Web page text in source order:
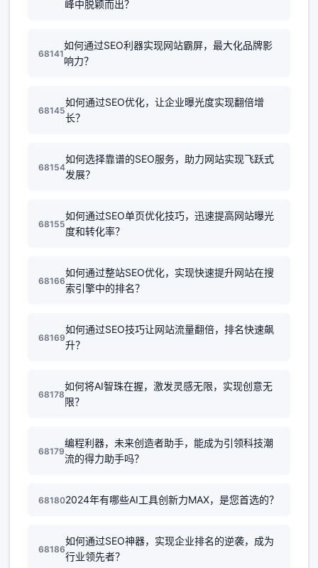
峰中脱颖而出？
68141
如何通过SEO利器实现网站霸屏，最大化品牌影
响力？
68145
如何通过SEO优化，让企业曝光度实现翻倍增
长？
68154
如何选择靠谱的SEO服务，助力网站实现飞跃式
发展？
68155
如何通过SEO单页优化技巧，迅速提高网站曝光
度和转化率？
68166
如何通过整站SEO优化，实现快速提升网站在搜
索引擎中的排名？
68169
如何通过SEO技巧让网站流量翻倍，排名快速飙
升？
68178
如何将AI智珠在握，激发灵感无限，实现创意无
限？
68179
编程利器，未来创造者助手，能成为引领科技潮
流的得力助手吗？
681802024年有哪些AI工具创新力MAX，是您首选的？
68186
如何通过SEO神器，实现企业排名的逆袭，成为
行业领先者？